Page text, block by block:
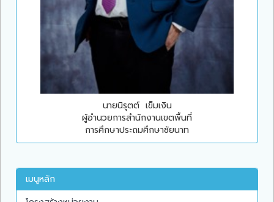
นายนิรุตต์ เข็มเงิน
ผู้อำนวยการสำนักงานเขตพื้นที่
การศึกษาประถมศึกษาชัยนาท
เมนูหลัก